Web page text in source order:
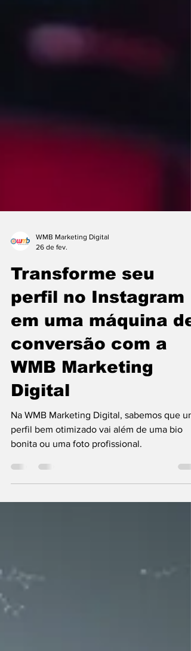
Transforme seu
perfil no Instagram
em uma máquina de
conversão com a
WMB Marketing
Digital
Na WMB Marketing Digital, sabemos que um
perfil bem otimizado vai além de uma bio
bonita ou uma foto profissional.